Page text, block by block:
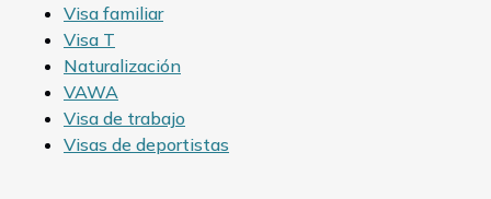
Visa familiar
Visa T
Naturalización
VAWA
Visa de trabajo
Visas de deportistas